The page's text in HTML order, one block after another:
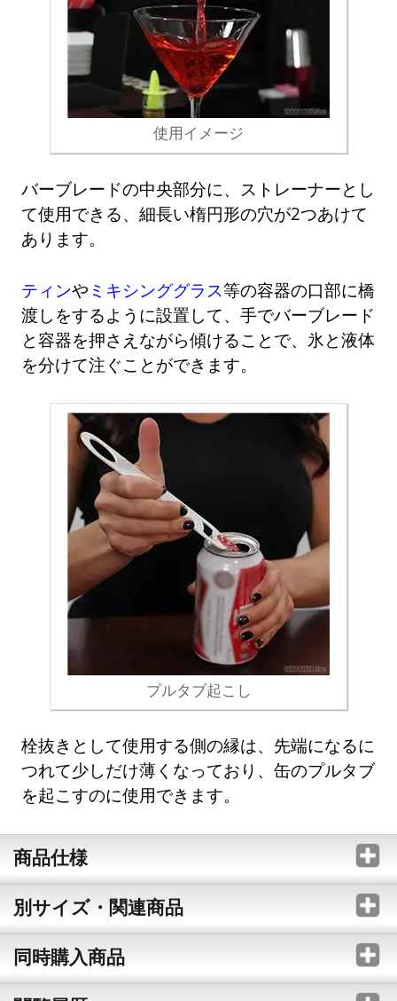
使用イメージ
バーブレードの中央部分に、ストレーナーとし
て使用できる、細長い楕円形の穴が2つあけて
あります。
ティンや ミキシンググラス等の容器の口部に橋
渡しをするように設置して、手でバーブレード
と容器を押さえながら傾けることで、氷と液体
を分けて注ぐことができます。
プルタブ起こし
栓抜きとして使用する側の縁は、先端になるに
つれて少しだけ薄くなっており、缶のプルタブ
を起こすのに使用できます。
商品仕様
別サイズ・関連商品
同時購入商品